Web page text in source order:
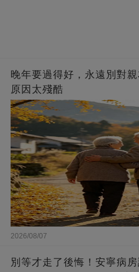
晚年要過得好，永遠別對
原因太殘酷
2026/08/07
別等才走了後悔！安寧病